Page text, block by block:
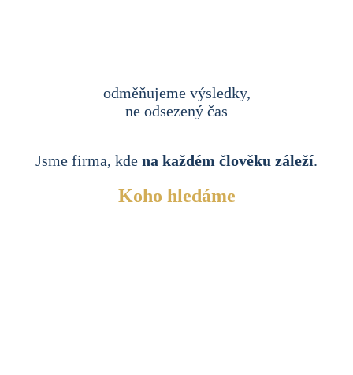
odměňujeme výsledky,
ne odsezený čas
Jsme firma, kde na každém člověku záleží.
Koho hledáme